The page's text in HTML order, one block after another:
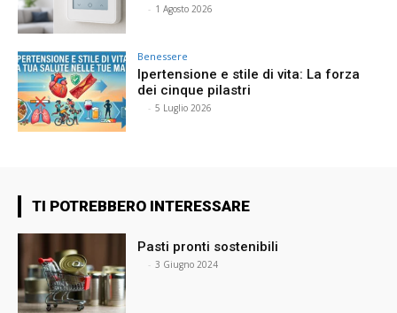
- 1 Agosto 2026
Benessere
Ipertensione e stile di vita: La forza
dei cinque pilastri
- 5 Luglio 2026
TI POTREBBERO INTERESSARE
Pasti pronti sostenibili
- 3 Giugno 2024